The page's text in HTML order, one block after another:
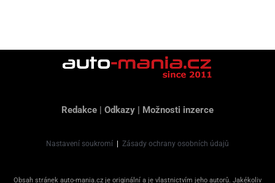
Redakce | Odkazy | Možnosti inzerce
Nastavení soukromí Zásady ochrany osobních údajů
Obsah stránek auto-mania.cz je originální a je vlastnictvím jeho autorů. Jakékoliv